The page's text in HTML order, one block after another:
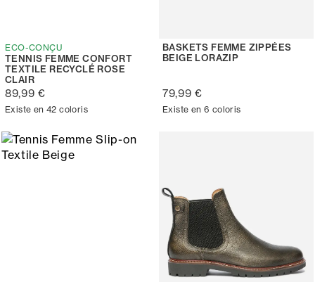
ECO-CONÇU
TENNIS FEMME CONFORT
TEXTILE RECYCLÉ ROSE
CLAIR
89,99 €
Existe en 42 coloris
BASKETS FEMME ZIPPÉES
BEIGE LORAZIP
79,99 €
Existe en 6 coloris